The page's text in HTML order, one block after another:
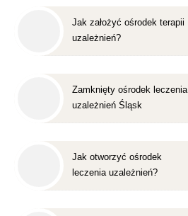
Jak założyć ośrodek terapii
uzależnień?
Zamknięty ośrodek leczenia
uzależnień Śląsk
Jak otworzyć ośrodek
leczenia uzależnień?